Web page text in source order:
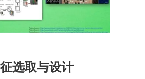
选取与设计